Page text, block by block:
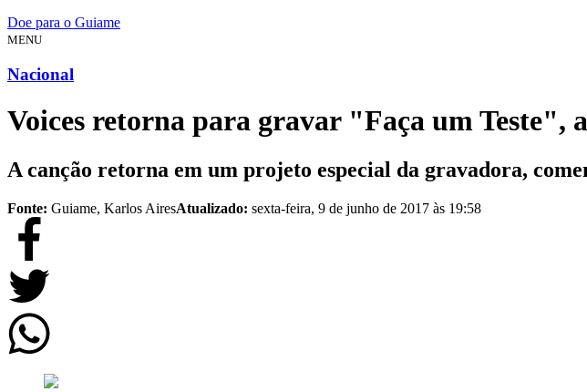
Doe para o Guiame
MENU
Nacional
Voices retorna para gravar "Faça um Teste",
A canção retorna em um projeto especial da gravadora,
Fonte: Guiame, Karlos AiresAtualizado: sexta-feira, 9 de junho de 2017 às 19:58